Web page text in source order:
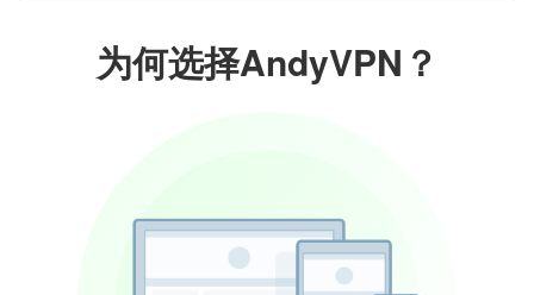
为何选择AndyVPN？